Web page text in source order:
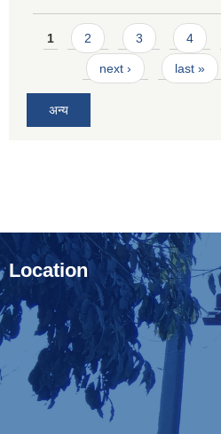
Pages
1 2 3 4
next › last »
अन्य
Location